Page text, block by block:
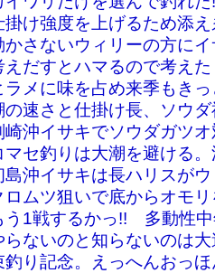
掛け強度を上げるため添
かさないウィリーの方に
えだすとハマるので考え
ラメに味を占め来季もき
の速さと仕掛け長、ソウ
崎沖イサキでソウダガツ
マセ釣りは大潮を避ける
島沖イサキは長ハリスが
ロムツ狙いで底からオモ
う1戦するかっ!! 多動性
らないのと知らないのは
釣り記念。えっへんおっ